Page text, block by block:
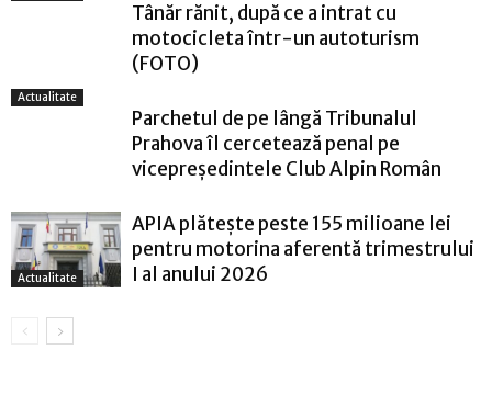
Tânăr rănit, după ce a intrat cu
motocicleta într-un autoturism
(FOTO)
Actualitate
Parchetul de pe lângă Tribunalul
Prahova îl cercetează penal pe
vicepreședintele Club Alpin Român
Actualitate
APIA plătește peste 155 milioane lei
pentru motorina aferentă trimestrului
I al anului 2026